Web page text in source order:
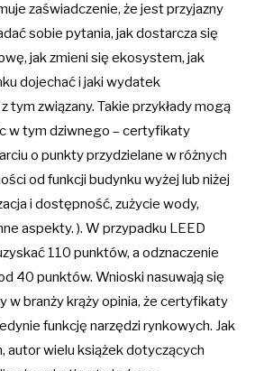
zaświadczenie, że jest przyjazny
sobie pytania, jak dostarcza się
jak zmieni się ekosystem, jak
dojechać i jaki wydatek
tym związany. Takie przykłady mogą
w tym dziwnego – certyfikaty
o punkty przydzielane w różnych
od funkcji budynku wyżej lub niżej
i dostępność, zużycie wody,
aspekty. ). W przypadku LEED
110 punktów, a odznaczenie
40 punktów. Wnioski nasuwają się
w branży krąży opinia, że certyfikaty
funkcję narzędzi rynkowych. Jak
autor wielu książek dotyczących